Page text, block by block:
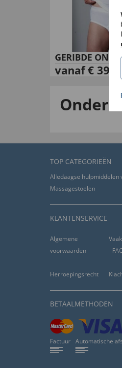
GERIBDE
vanaf€ 39
TOP CATEGORIEËN
Alledaagse hulpmiddelen
Massagestoelen
KLANTENSERVICE
Algemene
voorwaarden
-
Herroepingsrecht
BETAALMETHODEN
Factuur Automatische